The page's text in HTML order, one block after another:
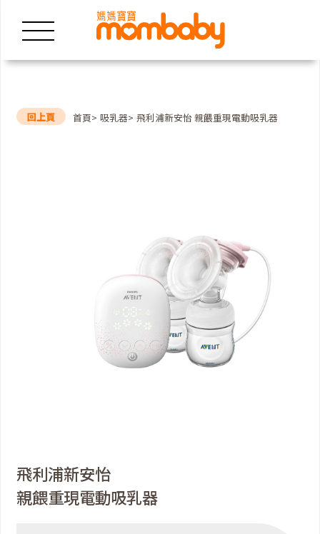
回上頁 首頁 吸乳器 飛利浦新安怡 親餵重現電動吸乳器
飛利浦新安怡
親餵重現電動吸乳器